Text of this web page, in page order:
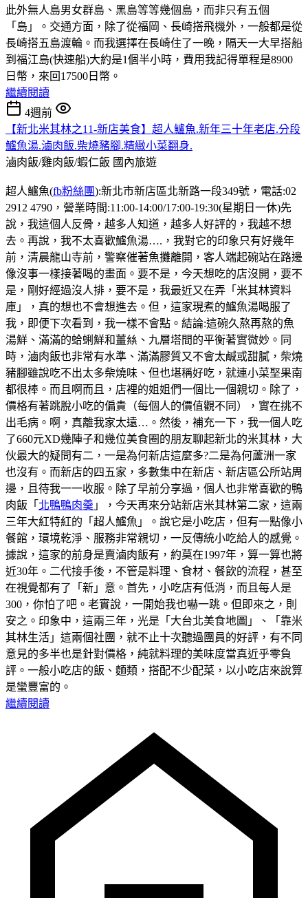
此外無人島男女群島、黑島等等幾個島，而非只有五個
「島」。交通方面，除了從福岡、長崎搭飛機外，一般都是從
長崎搭五島渡輪。而我選擇在長崎住了一晚，隔天一大早搭船
到福江島(快速船)大約是1個半小時，費用我記得單程是8900
日幣，來回17500日幣。
繼續閱讀
4週前
【新北米其林之11-新店美食】超人鱸魚.新年三十年老店.分段
鱸魚湯.滷肉飯.柴燒豬腳.精緻小菜翻身.
滷肉飯/雞肉飯/蝦仁飯 國內旅遊
超人鱸魚(fb粉絲團):新北市新店區北新路一段349號，電話:02
2912 4790，營業時間:11:00-14:00/17:00-19:30(星期日一休)先
說，我這個人反骨，越多人知道，越多人好評的，我越不想
去。再說，我不太喜歡鱸魚湯….，我對它的印象只有好幾年
前，清晨龍山寺前，警察催著魚攤離開，客人端起碗站在路邊
像沒事一樣接著喝的畫面。要不是，今天想吃的店沒開，要不
是，剛好經過沒人排，要不是，我最近又在弄「米其林資料
庫」，真的想也不會想進去。但，這家現煮的鱸魚湯喝服了
我，即便下次看到，我一樣不會點。結論:這碗久熬再熬的魚
湯鮮、滿滿的蛤蜊鮮和薑𢇃、九層塔間的平衡著實微妙。同
時，滷肉飯也非常有水準、滿滿膠質又不會太鹹或甜膩，柴燒
豬腳雖說吃不出太多柴燒味、但也堪稱好吃，就連小菜埾果南
都很棒。而且啊而且，店裡的姐姐們一個比一個親切。除了，
價格有著跳脫小吃的偏貴（每個人的價值觀不同），實在挑不
出毛病。啊，真離我家太遠…。然後，補充一下，我一個人吃
了660元XD幾陣子和幾位美食圈的朋友聊起新北的米其林，大
伙最大的疑問有二，一是為何新店這麼多?二是為何蘆洲一家
也沒有。而新店的四五家，多數集中在新店、新店區公所站周
邊，且待我一一收服。除了早前分享過，個人也非常喜歡的鴨
肉飯「 北鴨鴨肉羹 」，今天再來分站新店米其林第二家，這兩
三年大紅特紅的「超人鱸魚」。說它是小吃店，但有一點像小
餐館，環境乾淨、服務非常親切，一反傳統小吃給人的感覺。
據說，這家的前身是賣滷肉飯有，約莫在1997年，算一算也將
近30年。二代接手後，不管是料理、食材、餐飲的流程，甚至
在視覺都有了「新」意。首先，小吃店有低消，而且每人是
300，你怕了吧。老實說，一開始我也嚇一跳。但即來之，則
安之。印象中，這兩三年，光是「大台北美食地圖」、「靠米
其林生活」這兩個社團，就不止十次聽過團員的好評，有不同
意見的多半也是針對價格，純就料理的美味度當真近乎零負
評。一般小吃店的飯、麵類，搭配不少配菜，以小吃店來說算
是蠻豐富的。
繼續閱讀